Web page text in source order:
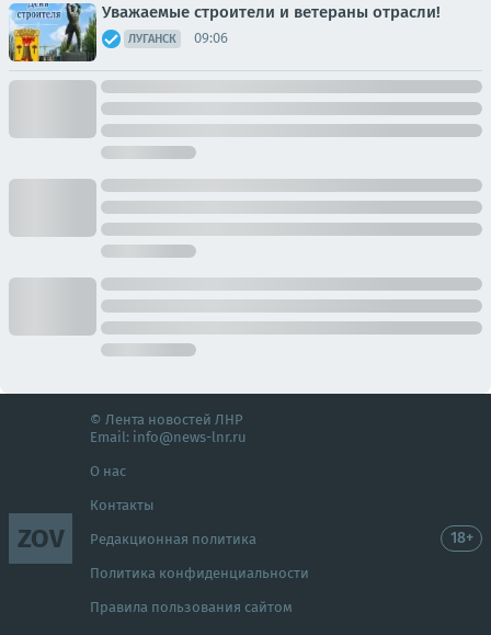
Уважаемые строители и ветераны отрасли!
ЛУГАНСК 09:06
ZOV
© Лента новостей ЛНР
Email: info@news-lnr.ru
О нас
Контакты
Редакционная политика
Политика конфиденциальности
Правила пользования сайтом
18+